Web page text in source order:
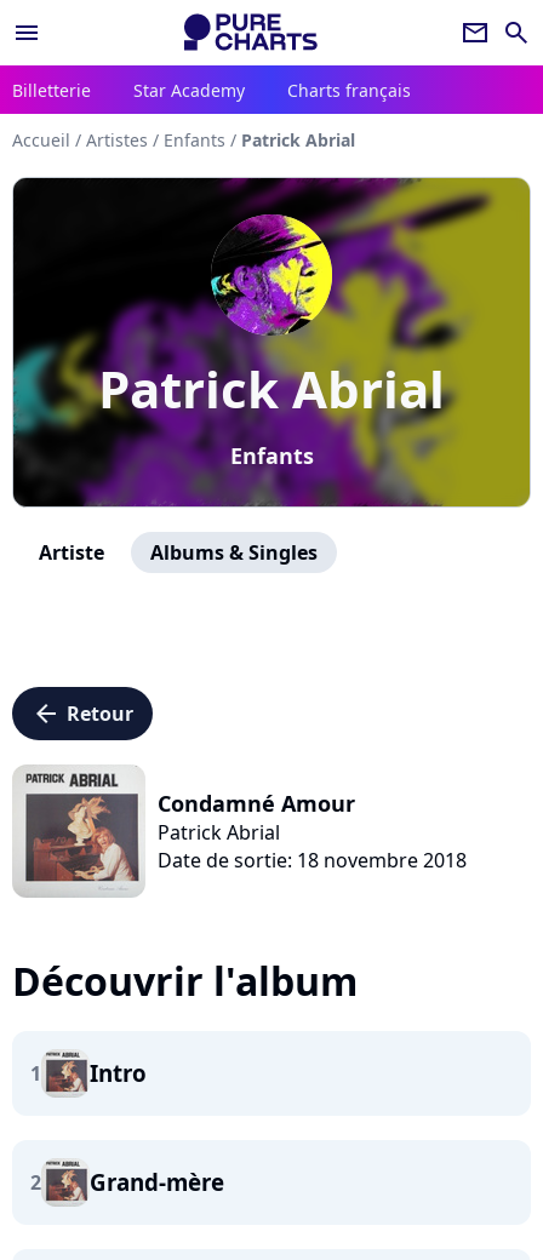
menu newsletter search
Billetterie Star Academy Charts français
Accueil / Artistes / Enfants / Patrick Abrial
Patrick Abrial
Enfants
Artiste Albums & Singles
arrow_left Retour
Condamné Amour
Patrick Abrial
Date de sortie: 18 novembre 2018
Découvrir l'album
1 Intro
2 Grand-mère